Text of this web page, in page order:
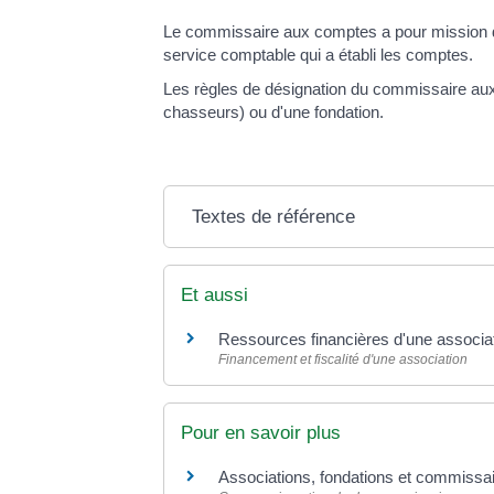
Le commissaire aux comptes a pour
service comptable qui a établi les comptes.
Les règles de désignation du commissaire
chasseurs) ou d'une fondation.
Textes de référence
Et aussi
Ressources financières d'une
Financement et fiscalité d'une association
Pour en savoir plus
Associations, fondations et